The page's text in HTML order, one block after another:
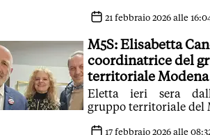
21 febbraio 2026 alle
M5S: Elisabetta
coordinatrice del
territoriale Modena
Eletta ieri sera
gruppo territoriale del
17 febbraio 2026 alle